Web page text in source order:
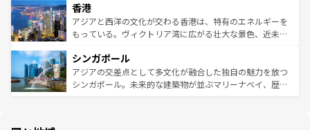
とつ。フォーやバインミー、ベトナムコーヒーなどは、ぜ
ひ現地で味わいたい。どの地域を訪れてもあたたかい人々
が旅行者を迎えてくれるので、きっと忘れられない旅にな
参照してほしい。
の活気が交差している。北部ではチェンマイなどの山岳地
帯で自然と触れ合い、南部ではプーケットやクラビの美し
いビーチでリゾート気分を楽しむことができる。タイ料理
激する。気候は一年中温暖で、どの季節にも異なる楽しみ
が待っている。親しみやすいタイの人々、仏教を中心とし
た文化、そして多様な観光資源が、訪れる旅人を魅了し続
香港
アジアと西洋の文化が交わる香港は、特有のエネルギーを
もっている。ヴィクトリア湾に広がる壮大な景色、近未来
み、どこを訪れても感動するはず。観光スポットが密集し
ており、効率よく見どころを回れるのも魅力。息をのむよ
うな絶景から文化的な体験まで、香港を存分に楽しみ尽く
シンガポール
アジアの交差点として多文化が融合した独自の魅力を放つ
シンガポール。未来的な建築物が並ぶマリーナベイ、歴史